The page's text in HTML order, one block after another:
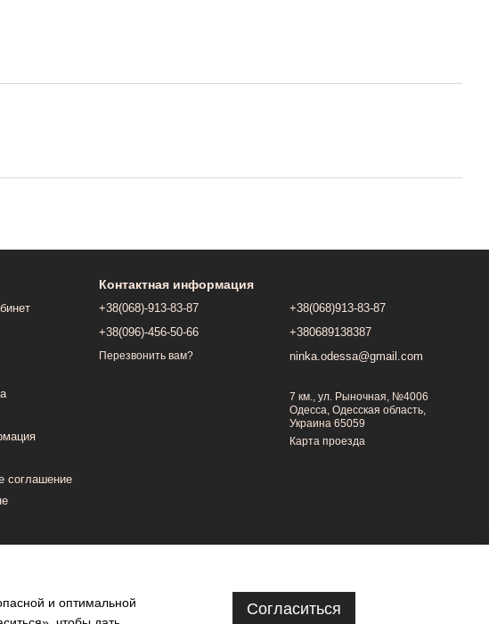
соглашение
Контактная информация
+38(068)-913-83-87
+38(096)-456-50-66
Перезвонить вам?
+38(068)913-83-87
+380689138387
ninka.odessa@gmail.com
7 км., ул. Рыночная, №4006
Одесса, Одесская область,
Украина 65059
Карта проезда
и оптимальной
Согласиться